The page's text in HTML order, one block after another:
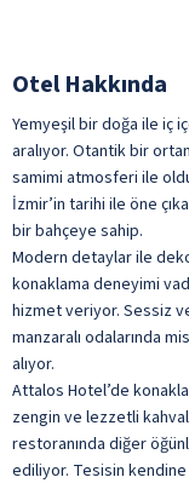
Otel Hakkında
Yemyeşil bir doğa ile iç
aralıyor. Otantik bir
samimi atmosferi ile
İzmir’in tarihi ile öne
bir bahçeye sahip.
Modern detaylar ile
konaklama deneyimi
hizmet veriyor. Sessiz
manzaralı odalarında
alıyor.
Attalos Hotel’de
zengin ve lezzetli
restoranında diğer
ediliyor. Tesisin